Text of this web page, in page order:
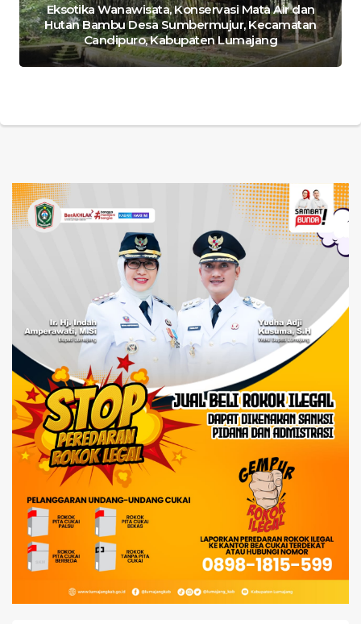
Eksotika Wanawisata, Konservasi Mata Air dan
Hutan Bambu Desa Sumbermujur, Kecamatan
Candipuro, Kabupaten Lumajang